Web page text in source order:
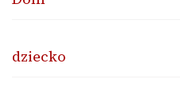
dziecko